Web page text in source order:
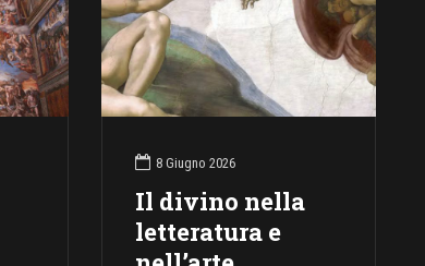
8 Giugno 2026
Il divino nella
letteratura e